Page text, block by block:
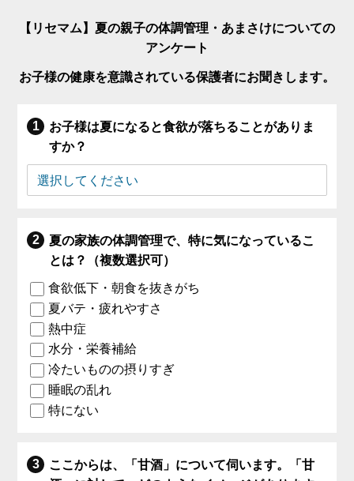
【リセマム】夏の親子の体調管理・あまさけについての
アンケート
お子様の健康を意識されている保護者にお聞きします。
お子様は夏になると食欲が落ちることがありま
すか？
夏の家族の体調管理で、特に気になっているこ
とは？（複数選択可）
食欲低下・朝食を抜きがち
夏バテ・疲れやすさ
熱中症
水分・栄養補給
冷たいものの摂りすぎ
睡眠の乱れ
特にない
ここからは、「甘酒」について伺います。「甘